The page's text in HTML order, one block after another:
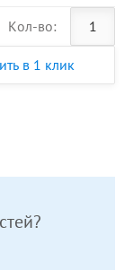
Кол-во:
в 1 клик